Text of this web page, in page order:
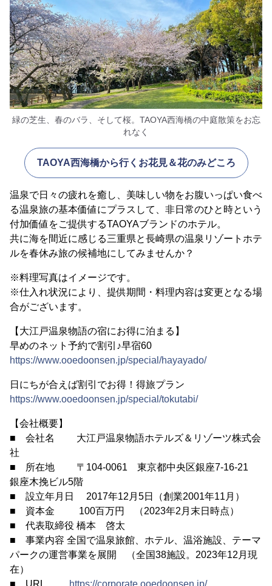
緑の芝生、春のバラ、そして桜。TAOYA西海橋の中庭散策をお忘
れなく
TAOYA西海橋から行くお花見＆花のみどころ
温泉で日々の疲れを癒し、美味しい物をお腹いっぱい食べ
る温泉旅の基本価値にプラスして、非日常のひと時という
付加価値をご提供するTAOYAブランドのホテル。
共に海を間近に感じる三重県と長崎県の温泉リゾートホテ
ルを春休み旅の候補地にしてみませんか？
※料理写真はイメージです。
※仕入れ状況により、提供期間・料理内容は変更となる場
合がございます。
【大江戸温泉物語の宿にお得に泊まる】
早めのネット予約で割引♪早宿60
https://www.ooedoonsen.jp/special/hayayado/
日にちが合えば割引でお得！得旅プラン
https://www.ooedoonsen.jp/special/tokutabi/
【会社概要】
■ 会社名 大江戸温泉物語ホテルズ＆リゾーツ株式会
社
■ 所在地 〒104-0061 東京都中央区銀座7-16-21
銀座木挽ビル5階
■ 設立年月日 2017年12月5日（創業2001年11月）
■ 資本金 100百万円 （2023年2月末日時点）
■ 代表取締役 橋本 啓太
■ 事業内容 全国で温泉旅館、ホテル、温浴施設、テーマ
パークの運営事業を展開 （全国38施設。2023年12月現
在）
■ URL
https://corporate.ooedoonsen.jp/